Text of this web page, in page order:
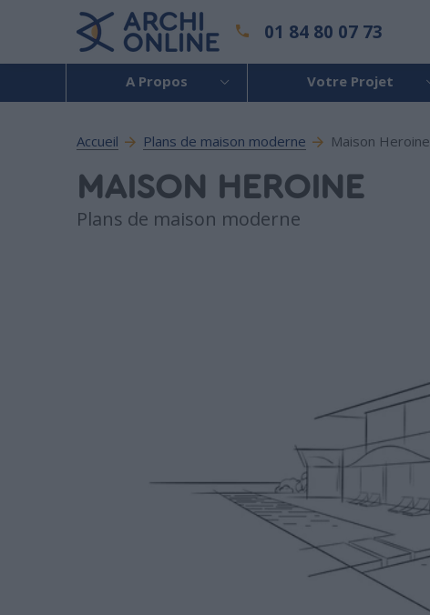
01 84 80 07 73
A Propos Votre Projet
Accueil Plans de maison moderne Maison Heroine
MAISON HEROINE
Plans de maison moderne